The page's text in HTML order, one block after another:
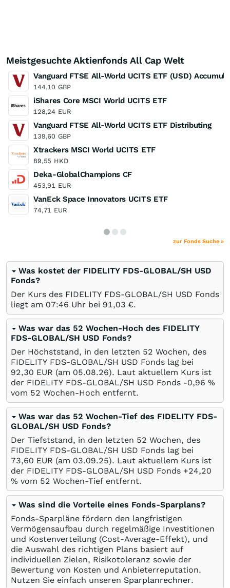
Meistgesuchte Aktienfonds All Cap Welt
Vanguard FTSE All-World UCITS ETF (USD)
144,10 GBP
iShares Core MSCI World UCITS ETF
128,24 EUR
Vanguard FTSE All-World UCITS ETF Distributing
139,60 GBP
Xtrackers MSCI World UCITS ETF
89,55 HKD
Deka-GlobalChampions CF
453,91 EUR
VanEck Space Innovators UCITS ETF
74,71 EUR
zur Fonds Suche »
Was kostet der FIDELITY FDS-GLOBAL/SH USD
Fonds?
Der Kurs des FIDELITY FDS-GLOBAL/SH USD Fonds
liegt am 07:46 Uhr bei 91,03 €.
Was war das 52 Wochen-Hoch des FIDELITY
FDS-GLOBAL/SH USD Fonds?
Der Höchststand, in den letzten 52 Wochen, des
FIDELITY FDS-GLOBAL/SH USD Fonds lag bei
92,30 EUR (am 05.08.26). Laut aktuellem Kurs ist
der FIDELITY FDS-GLOBAL/SH USD Fonds -0,96 %
vom 52 Wochen-Hoch entfernt.
Was war das 52 Wochen-Tief des FIDELITY FDS-
GLOBAL/SH USD Fonds?
Der Tiefststand, in den letzten 52 Wochen, des
FIDELITY FDS-GLOBAL/SH USD Fonds lag bei
73,60 EUR (am 03.09.25). Laut aktuellem Kurs ist
der FIDELITY FDS-GLOBAL/SH USD Fonds +24,20
% vom 52 Wochen-Tief entfernt.
Was sind die Vorteile eines Fonds-Sparplans?
Fonds-Sparpläne fördern den langfristigen
Vermögensaufbau durch regelmäßige Investitionen
und Kostenverteilung (Cost-Average-Effekt), und
die Auswahl des richtigen Plans basiert auf
individuellen Zielen, Risikotoleranz sowie der
Bewertung von Kosten und Anbieterreputation.
Nutzen Sie einfach unseren Sparplanrechner.